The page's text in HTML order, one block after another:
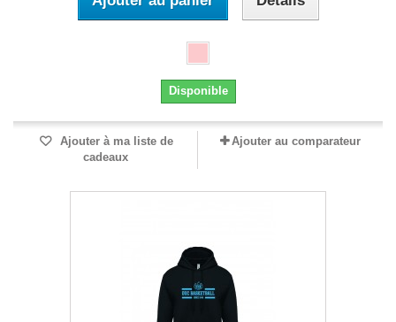
Disponible
Ajouter à ma liste de
cadeaux
Ajouter au comparateur